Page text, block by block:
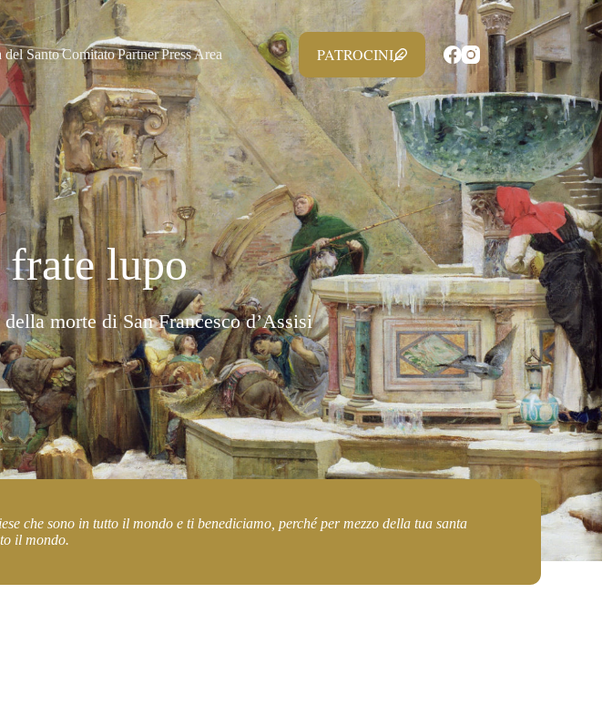
del SantoComitatoPartnerPress Area PATROCINI
frate lupo
morte di San Francesco d’Assisi
che sono in tutto il mondo e ti benediciamo, perché per mezzo della tua santa
il mondo.